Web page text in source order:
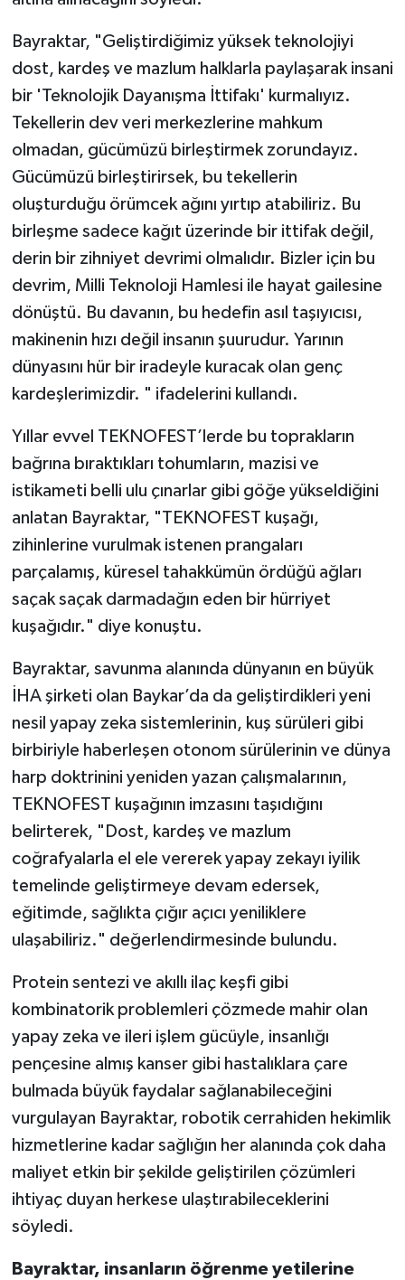
Bayraktar, "Geliştirdiğimiz yüksek teknolojiyi
dost, kardeş ve mazlum halklarla paylaşarak insani
bir 'Teknolojik Dayanışma İttifakı' kurmalıyız.
Tekellerin dev veri merkezlerine mahkum
olmadan, gücümüzü birleştirmek zorundayız.
Gücümüzü birleştirirsek, bu tekellerin
oluşturduğu örümcek ağını yırtıp atabiliriz. Bu
birleşme sadece kağıt üzerinde bir ittifak değil,
derin bir zihniyet devrimi olmalıdır. Bizler için bu
devrim, Milli Teknoloji Hamlesi ile hayat gailesine
dönüştü. Bu davanın, bu hedefin asıl taşıyıcısı,
makinenin hızı değil insanın şuurudur. Yarının
dünyasını hür bir iradeyle kuracak olan genç
kardeşlerimizdir. " ifadelerini kullandı.
Yıllar evvel TEKNOFEST’lerde bu toprakların
bağrına bıraktıkları tohumların, mazisi ve
istikameti belli ulu çınarlar gibi göğe yükseldiğini
anlatan Bayraktar, "TEKNOFEST kuşağı,
zihinlerine vurulmak istenen prangaları
parçalamış, küresel tahakkümün ördüğü ağları
saçak saçak darmadağın eden bir hürriyet
kuşağıdır." diye konuştu.
Bayraktar, savunma alanında dünyanın en büyük
İHA şirketi olan Baykar’da da geliştirdikleri yeni
nesil yapay zeka sistemlerinin, kuş sürüleri gibi
birbiriyle haberleşen otonom sürülerinin ve dünya
harp doktrinini yeniden yazan çalışmalarının,
TEKNOFEST kuşağının imzasını taşıdığını
belirterek, "Dost, kardeş ve mazlum
coğrafyalarla el ele vererek yapay zekayı iyilik
temelinde geliştirmeye devam edersek,
eğitimde, sağlıkta çığır açıcı yeniliklere
ulaşabiliriz." değerlendirmesinde bulundu.
Protein sentezi ve akıllı ilaç keşfi gibi
kombinatorik problemleri çözmede mahir olan
yapay zeka ve ileri işlem gücüyle, insanlığı
pençesine almış kanser gibi hastalıklara çare
bulmada büyük faydalar sağlanabileceğini
vurgulayan Bayraktar, robotik cerrahiden hekimlik
hizmetlerine kadar sağlığın her alanında çok daha
maliyet etkin bir şekilde geliştirilen çözümleri
ihtiyaç duyan herkese ulaştırabileceklerini
söyledi.
Bayraktar, insanların öğrenme yetilerine